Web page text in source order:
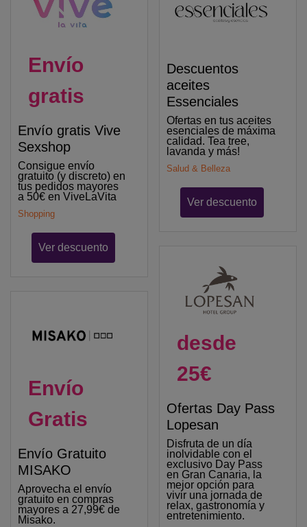
Envío
gratis
Envío gratis Vive
Sexshop
Consigue envío
gratuito (y discreto) en
tus pedidos mayores
a 50€ en ViveLaVita
Shopping
Ver descuento
Envío
Gratis
Envío Gratuito
MISAKO
Aprovecha el envío
gratuito en compras
mayores a 27,99€ de
Misako.
Descuentos
aceites
Essenciales
Ofertas en tus aceites
esenciales de máxima
calidad. Tea tree,
lavanda y más!
Salud & Belleza
Ver descuento
desde
25€
Ofertas Day Pass
Lopesan
Disfruta de un día
inolvidable con el
exclusivo Day Pass
en Gran Canaria, la
mejor opción para
vivir una jornada de
relax, gastronomía y
entretenimiento.